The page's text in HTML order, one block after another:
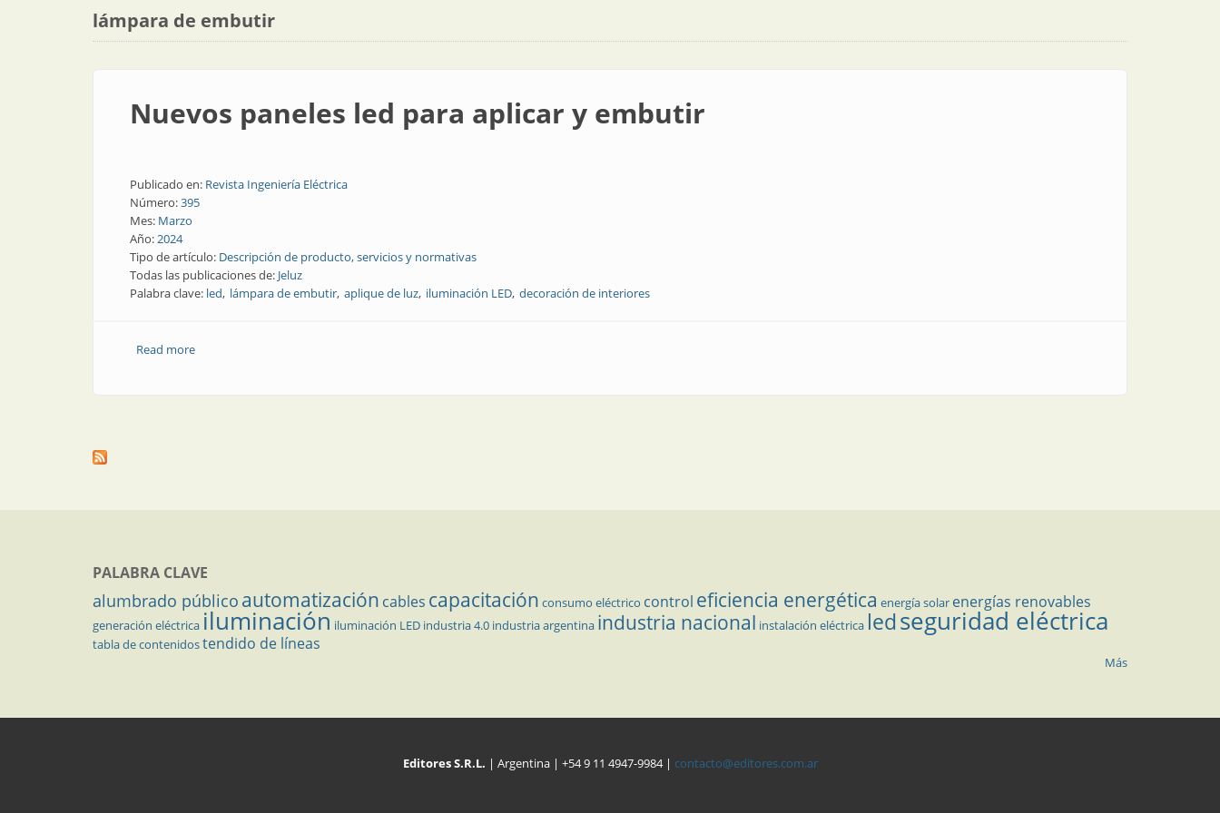
lámpara de embutir
Nuevos paneles led para aplicar y embutir
Publicado en: Revista Ingeniería Eléctrica
Número:395
Mes: Marzo
Año:2024
Tipo de artículo: Descripción de producto, servicios y normativas
Todas las publicaciones de: Jeluz
Palabra clave: led lámpara de embutir aplique de luz iluminación LED decoración de interiores
Read moreabout Nuevos paneles led para aplicar y embutir
PALABRA CLAVE
alumbrado público automatización cables capacitación consumo eléctrico control eficiencia energética energía solar energías renovables
generación eléctrica iluminación iluminación LED industria 4.0 industria argentina industria nacional instalación eléctrica ledseguridad eléctrica
tabla de contenidostendido de líneas
Más
Editores S.R.L. | Argentina | +54 9 11 4947-9984 | contacto@editores.com.ar